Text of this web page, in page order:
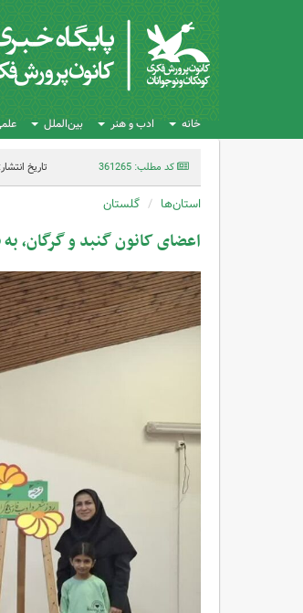
خانه ادب و هنر بین‌الملل
کد مطلب: 361265 تاریخ انتشار:
استان‌ها گلستان
اعضای کانون گنبد و گرگان،